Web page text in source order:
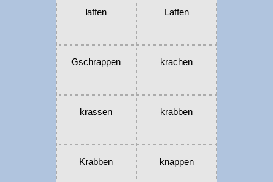
laffen Laffen
Gschrappen krachen
krassen krabben
Krabben knappen